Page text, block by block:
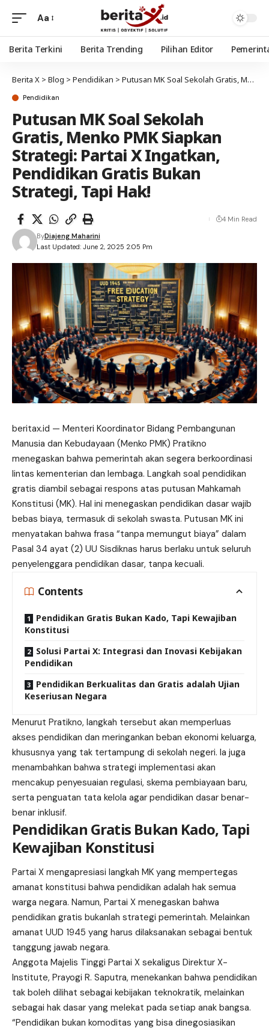
Aa
Berita Terkini Berita Trending Pilihan Editor
Berita X > Blog > Pendidikan > Putusan MK Soal Sekolah Gratis, Menko PMK Siapkan Strategi: Partai X Ingatkan, Pendidikan Gratis Bukan Strategi, Tapi Hak!
Pendidikan
Putusan MK Soal Sekolah
Gratis, Menko PMK Siapkan
Strategi: Partai X Ingatkan,
Pendidikan Gratis Bukan
Strategi, Tapi Hak!
Last Updated: June 2, 2025 2:05 Pm
ByDiajeng Maharini
4 Min Read
beritax.id — Menteri Koordinator Bidang Pembangunan
Manusia dan Kebudayaan (Menko PMK) Pratikno
menegaskan bahwa pemerintah akan segera berkoordinasi
lintas kementerian dan lembaga. Langkah soal pendidikan
gratis diambil sebagai respons atas putusan Mahkamah
Konstitusi (MK). Hal ini menegaskan pendidikan dasar wajib
bebas biaya, termasuk di sekolah swasta. Putusan MK ini
menyatakan bahwa frasa “tanpa memungut biaya” dalam
Pasal 34 ayat (2) UU Sisdiknas harus berlaku untuk seluruh
penyelenggara pendidikan dasar, tanpa kecuali.
Contents
Pendidikan Gratis Bukan Kado, Tapi Kewajiban
Konstitusi
Solusi Partai X: Integrasi dan Inovasi Kebijakan
Pendidikan
Pendidikan Berkualitas dan Gratis adalah Ujian
Keseriusan Negara
Menurut Pratikno, langkah tersebut akan memperluas
akses pendidikan dan meringankan beban ekonomi keluarga,
khususnya yang tak tertampung di sekolah negeri. Ia juga
menambahkan bahwa strategi implementasi akan
mencakup penyesuaian regulasi, skema pembiayaan baru,
serta penguatan tata kelola agar pendidikan dasar benar-
benar inklusif.
Pendidikan Gratis Bukan Kado, Tapi
Kewajiban Konstitusi
Partai X mengapresiasi langkah MK yang mempertegas
amanat konstitusi bahwa pendidikan adalah hak semua
warga negara. Namun, Partai X menegaskan bahwa
pendidikan gratis bukanlah strategi pemerintah. Melainkan
amanat UUD 1945 yang harus dilaksanakan sebagai bentuk
tanggung jawab negara.
Anggota Majelis Tinggi Partai X sekaligus Direktur X-
Institute, Prayogi R. Saputra, menekankan bahwa pendidikan
tak boleh dilihat sebagai kebijakan teknokratik, melainkan
sebagai hak dasar yang melekat pada setiap anak bangsa.
“Pendidikan bukan komoditas yang bisa dinegosiasikan